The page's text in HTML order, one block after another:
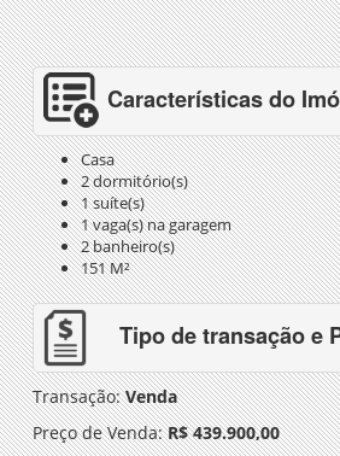
Características do
Casa
2 dormitório(s)
1 suíte(s)
1 vaga(s) na garagem
2 banheiro(s)
151 M²
Tipo de transação e
Transação:Venda
Preço de Venda:R$ 439.900,00